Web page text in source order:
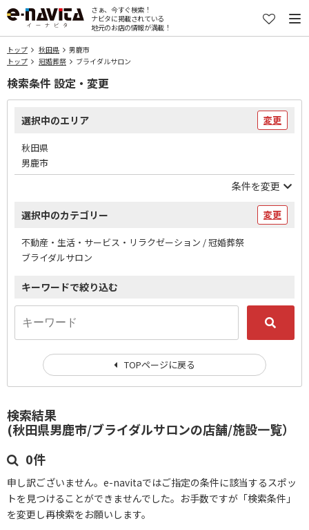
さぁ、今すぐ検索！
ナビタに掲載されている
地元のお店の情報が満載！
トップ 秋田県
男鹿市
トップ
冠婚葬祭 ブライダルサロン
検索結果
(秋田県男鹿市/ブライダルサロンの店舗/施設一覧）
0件
申し訳ございません。e-navitaではご指定の条件に該当するスポッ
トを見つけることができませんでした。お手数ですが「検索条件」
を変更し再検索をお願いします。
検索条件 設定・変更
選択中のエリア 変更
秋田県
男鹿市
条件を変更
選択中のカテゴリー 変更
不動産・生活・サービス・リラクゼーション / 冠婚葬祭
ブライダルサロン
キーワードで絞り込む
TOPページに戻る